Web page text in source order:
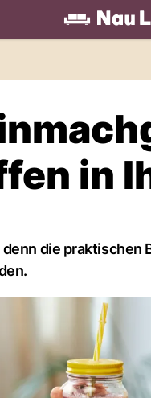
living.NAU.ch
in
die